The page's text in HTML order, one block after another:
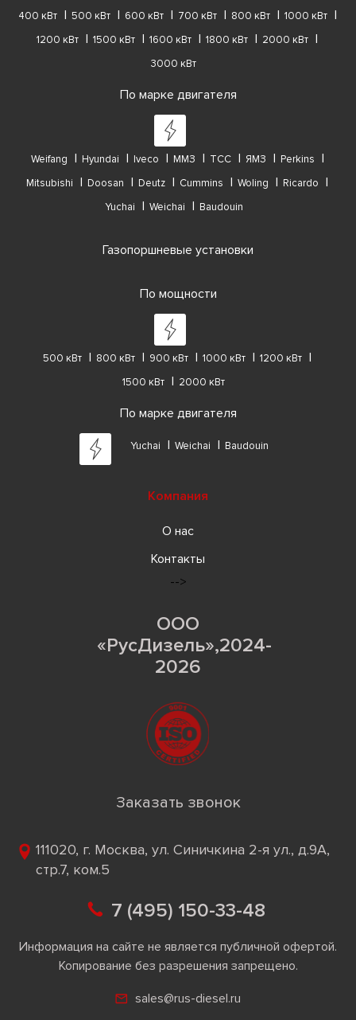
400 кВт
500 кВт 600 кВт 700 кВт 800 кВт
1000 кВт
1200 кВт
1500 кВт 1600 кВт 1800 кВт
2000 кВт
3000 кВт
По марке двигателя
Weifang Hyundai Iveco ММЗ ТСС ЯМЗ
Perkins
Mitsubishi
Doosan Deutz Cummins Woling
Ricardo
Yuchai
Weichai Baudouin
Газопоршневые установки
По мощности
500 кВт 800 кВт 900 кВт 1000 кВт
1200 кВт
1500 кВт
2000 кВт
По марке двигателя
Yuchai Weichai Baudouin
Компания
О нас
Контакты
-->
ООО
«РусДизель»,2024-
2026
Заказать звонок
111020, г. Москва, ул. Синичкина 2-я ул., д.9А,
стр.7, ком.5
7 (495) 150-33-48
Информация на сайте не является публичной офертой.
Копирование без разрешения запрещено.
sales@rus-diesel.ru